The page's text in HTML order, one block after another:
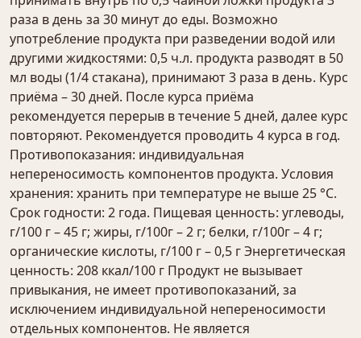
раза в день за 30 минут до еды. Возможно
употребление продукта при разведении водой или
другими жидкостями: 0,5 ч.л. продукта разводят в 50
мл воды (1/4 стакана), принимают 3 раза в день. Курс
приёма – 30 дней. После курса приёма
рекомендуется перерыв в течение 5 дней, далее курс
повторяют. Рекомендуется проводить 4 курса в год.
Противопоказания: индивидуальная
непереносимость компонентов продукта. Условия
хранения: хранить при температуре не выше 25 °С.
Срок годности: 2 года. Пищевая ценность: углеводы,
г/100 г – 45 г; жиры, г/100г – 2 г; белки, г/100г – 4 г;
органические кислоты, г/100 г – 0,5 г Энергетическая
ценность: 208 ккал/100 г Продукт не вызывает
привыкания, не имеет противопоказаний, за
исключением индивидуальной непереносимости
отдельных компонентов. Не является